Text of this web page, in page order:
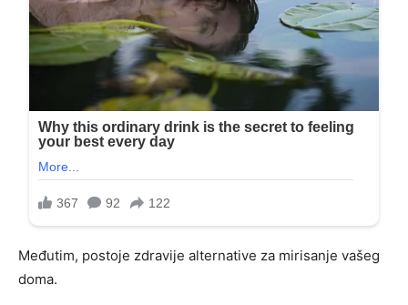
Međutim, postoje zdravije alternative za mirisanje vašeg
doma.